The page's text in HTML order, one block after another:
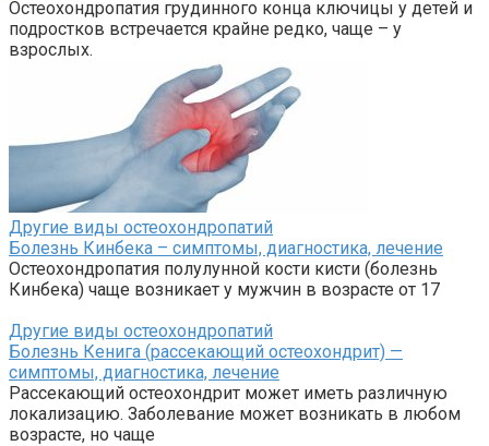
Остеохондропатия грудинного конца ключицы у детей и
подростков встречается крайне редко, чаще – у
взрослых.
Другие виды остеохондропатий
Болезнь Кинбека – симптомы, диагностика, лечение
Остеохондропатия полулунной кости кисти (болезнь
Кинбека) чаще возникает у мужчин в возрасте от 17
Другие виды остеохондропатий
Болезнь Кенига (рассекающий остеохондрит) —
симптомы, диагностика, лечение
Рассекающий остеохондрит может иметь различную
локализацию. Заболевание может возникать в любом
возрасте, но чаще